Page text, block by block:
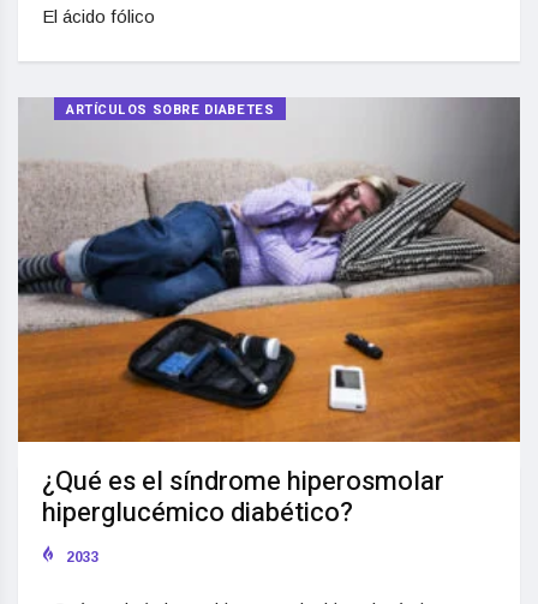
El ácido fólico
ARTÍCULOS SOBRE DIABETES
¿Qué es el síndrome hiperosmolar
hiperglucémico diabético?
2033